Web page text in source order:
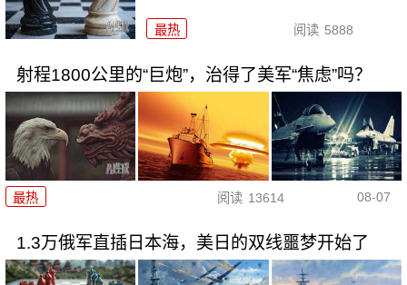
最热 阅读 5888
射程1800公里的“巨炮”，治得了美军“焦虑”吗？
最热 阅读 13614 08-07
1.3万俄军直插日本海，美日的双线噩梦开始了